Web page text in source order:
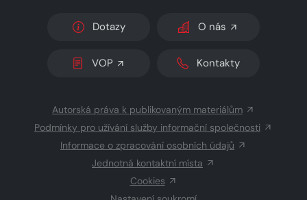
Dotazy O nás
VOP Kontakty
Autorská práva k publikovaným materiálům
Podmínky pro užívání služby informační společnosti
Informace o zpracování osobních údajů
Jednotná kontaktní místa
Cookies